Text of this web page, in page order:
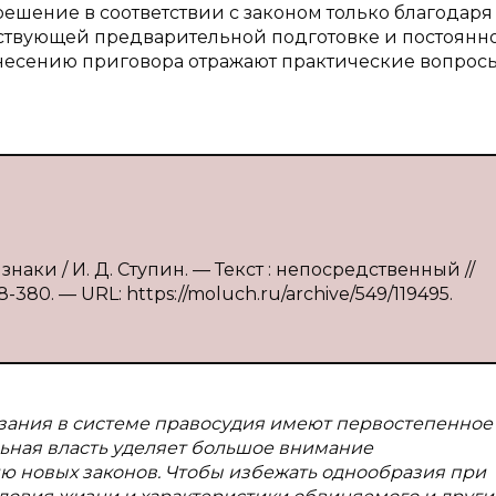
в соответствии с законом только благодаря
предварительной подготовке и
приговора отражают практические
/ И. Д. Ступин. — Текст : непосредственный //
— URL: https://moluch.ru/archive/549/119495.
в системе правосудия имеют первостепенное
власть уделяет большое внимание
законов. Чтобы избежать однообразия при